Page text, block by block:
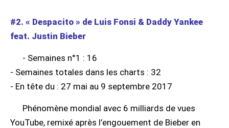
#2. « Despacito » de Luis Fonsi & Daddy Yankee
feat. Justin Bieber
- Semaines n°1 : 16
- Semaines totales dans les charts : 32
- En tête du : 27 mai au 9 septembre 2017
Phénomène mondial avec 6 milliards de vues
YouTube, remixé après l’engouement de Bieber en